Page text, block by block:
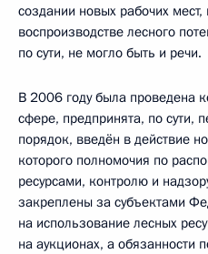
создании новых рабочих
воспроизводстве лесного
по сути, не могло быть и речи.
В 2006 году была проведена
сфере, предпринята, по сути,
порядок, введён в действие
которого полномочия по
ресурсами, контролю и
закреплены за субъектами
на использование лесных
на аукционах, а обязанности